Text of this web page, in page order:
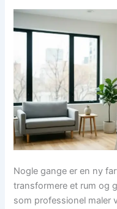
Nogle gange er en ny
transformere et rum og
som professionel maler